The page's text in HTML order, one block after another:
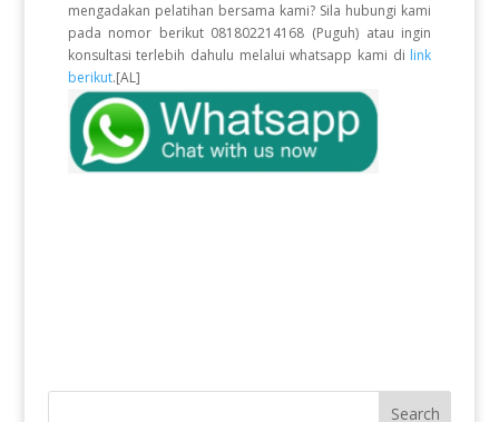
mengadakan pelatihan bersama kami? Sila hubungi kami
pada nomor berikut 081802214168 (Puguh) atau ingin
konsultasi terlebih dahulu melalui whatsapp kami di link
berikut.[AL]